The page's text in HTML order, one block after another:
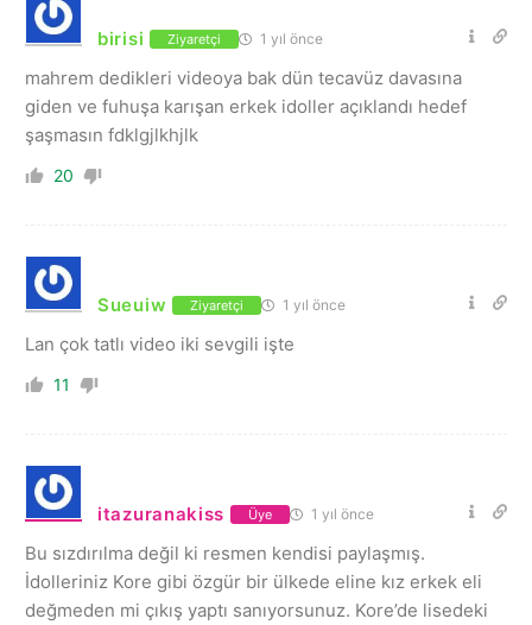
birisi Ziyaretçi 1 yıl önce
mahrem dedikleri videoya bak dün tecavüz davasına
giden ve fuhuşa karışan erkek idoller açıklandı hedef
şaşmasın fdklgjlkhjlk
20
Sueuiw Ziyaretçi 1 yıl önce
Lan çok tatlı video iki sevgili işte
11
itazuranakiss Üye 1 yıl önce
Bu sızdırılma değil ki resmen kendisi paylaşmış.
İdolleriniz Kore gibi özgür bir ülkede eline kız erkek eli
değmeden mi çıkış yaptı sanıyorsunuz. Kore’de lisedeki